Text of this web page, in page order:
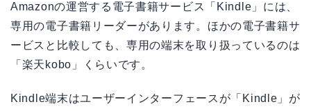
Amazonの運営する電子書籍サービス「Kindle」には、
専用の電子書籍リーダーがあります。ほかの電子書籍サ
ービスと比較しても、専用の端末を取り扱っているのは
「楽天kobo」くらいです。
Kindle端末はユーザーインターフェースが「Kindle」が